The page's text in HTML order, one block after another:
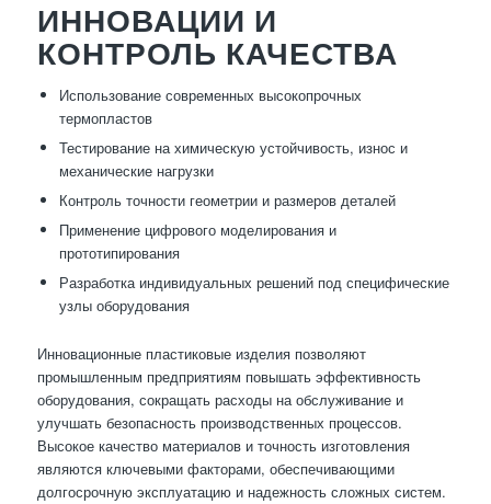
ИННОВАЦИИ И
КОНТРОЛЬ КАЧЕСТВА
Использование современных высокопрочных
термопластов
Тестирование на химическую устойчивость, износ и
механические нагрузки
Контроль точности геометрии и размеров деталей
Применение цифрового моделирования и
прототипирования
Разработка индивидуальных решений под специфические
узлы оборудования
Инновационные пластиковые изделия позволяют
промышленным предприятиям повышать эффективность
оборудования, сокращать расходы на обслуживание и
улучшать безопасность производственных процессов.
Высокое качество материалов и точность изготовления
являются ключевыми факторами, обеспечивающими
долгосрочную эксплуатацию и надежность сложных систем.